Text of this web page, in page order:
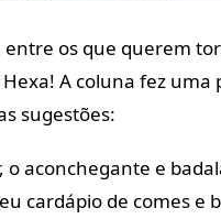
entre os que querem
Hexa! A coluna fez uma
sugestões:
o aconchegante e
cardápio de comes e